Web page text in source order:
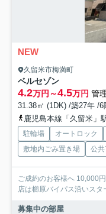
NEW
久留米市梅満町
ベルセゾン
4.2万円～4.5万円 管
31.38㎡ (1DK) /築27年 /6
鹿児島本線「久留米」
駐輪場 オートロック
敷地内ごみ置き場
公
ご成約のお客様へ 10,000
店は櫛原バイパス沿いス
募集中の部屋